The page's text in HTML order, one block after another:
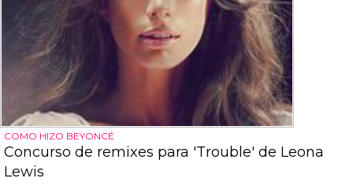
COMO HIZO BEYONCÉ
Concurso de remixes para 'Trouble' de Leona
Lewis